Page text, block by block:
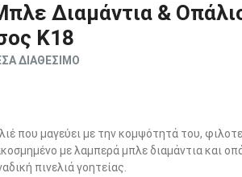
Διαμάντια &
K18
ΔΙΑΘΕΣΙΜΟ
που μαγεύει με την κομψότητά του,
με λαμπερά μπλε διαμάντια και
πινελιά γοητείας.